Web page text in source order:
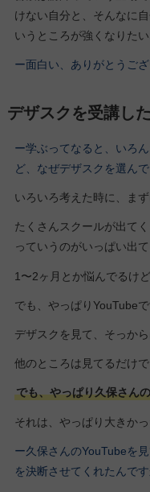
けない自分と、そんなに
いうところが強くなりた
ー面白い、ありがとうござ
デザスクを受講し
ー学ぶってなると、いろ
ど、なぜデザスクを選ん
いろいろ考えた時に、ま
たくさんスクールが出て
っていうのがいっぱい出
1〜2ヶ月とか悩んでるけ
でも、やっぱりYouTubeで
デザスクを見て、そっから
他のところは見てるだけ
でも、やっぱり久保さん
それは、やっぱり大きか
ー久保さんのYouTubeを
を決断させてくれたんです